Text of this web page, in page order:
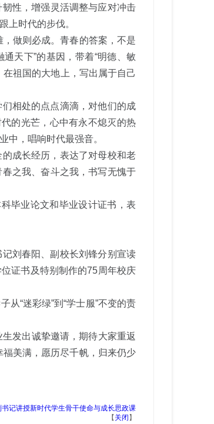
性，增强灵活调整与应对冲击
上时代的步伐。
做则必成。青春的答案，不是
天下”的基因，带着“明德、敏
祖国的大地上，写出属于自己
相处的点点滴滴，对他们的成
的光芒，心中有永不熄灭的热
中，唱响时代最强音。
成长经历，表达了对母校和老
之我、奋斗之我，书写无愧于
毕业论文和毕业设计证书，表
刘春阳、副校长刘锋分别宣读
证书及特别制作的75周年校庆
“迷彩绿”到“学士服”不变的责
发出诚挚邀请，期待大家重返
美满，愿历尽千帆，归来仍少
书记讲授新时代学生骨干使命与成长思政课
【 关闭 】